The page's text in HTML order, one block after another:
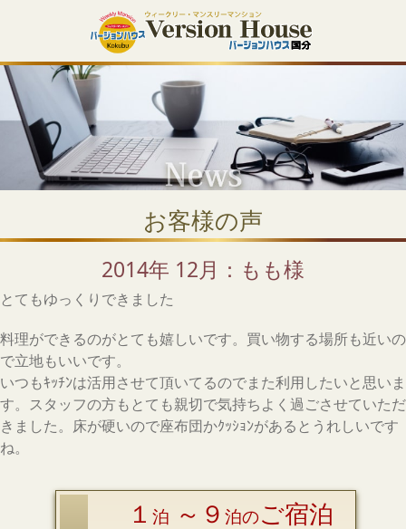
お客様の声
2014年 12月：もも様
とてもゆっくりできました
料理ができるのがとても嬉しいです。買い物する場所も近いの
で立地もいいです。
いつもｷｯﾁﾝは活用させて頂いてるのでまた利用したいと思いま
す。スタッフの方もとても親切で気持ちよく過ごさせていただ
きました。床が硬いので座布団かｸｯｼｮﾝがあるとうれしいです
ね。
１ 泊 ～９ 泊のご宿泊